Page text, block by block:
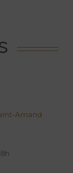
Amand